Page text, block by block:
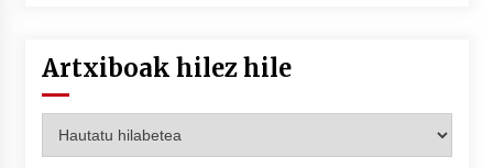
Artxiboak hilez hile
hilez